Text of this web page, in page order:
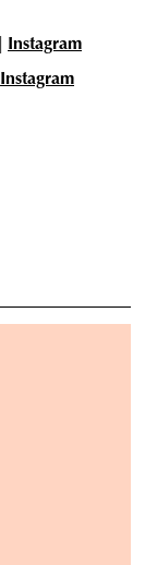
Instagram
Instagram